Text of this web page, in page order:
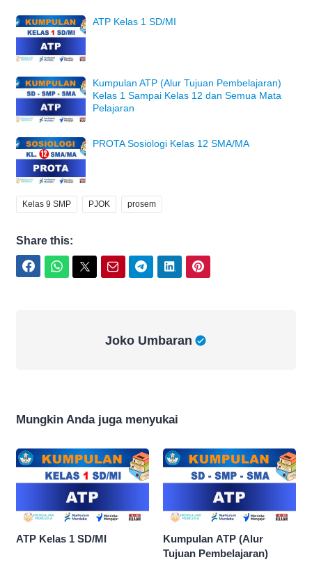
ATP Kelas 1 SD/MI
Kumpulan ATP (Alur Tujuan Pembelajaran)
Kelas 1 Sampai Kelas 12 dan Semua Mata
Pelajaran
PROTA Sosiologi Kelas 12 SMA/MA
Kelas 9 SMP PJOK prosem
Share this:
Joko Umbaran
Mungkin Anda juga menyukai
ATP Kelas 1 SD/MI
Kumpulan ATP (Alur
Tujuan Pembelajaran)